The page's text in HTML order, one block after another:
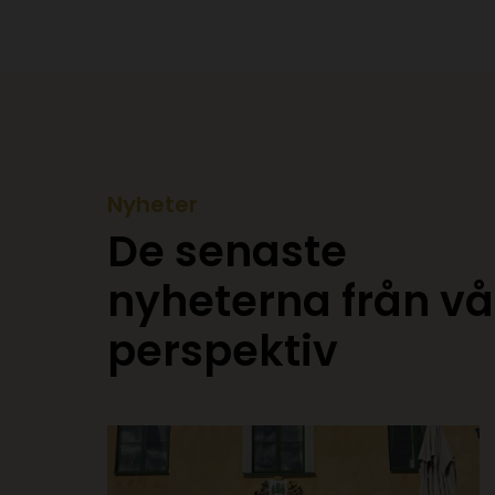
Nyheter
De senaste
nyheterna från
perspektiv